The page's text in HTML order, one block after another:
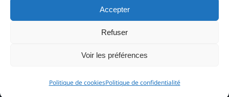
Accepter
Refuser
Voir les préférences
Politique de cookiesPolitique de confidentialité
2026 |LUBERON & SORGUES
Politique de confidentialité
FacebookLinkedIn